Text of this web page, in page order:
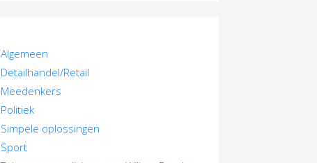
Algemeen
Detailhandel/Retail
Meedenkers
Politiek
Simpele oplossingen
Sport